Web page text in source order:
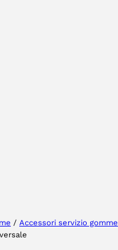
/ Accessori servizio gomme